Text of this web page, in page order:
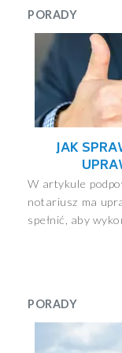
PORADY
JAK
W artykule
notariusz ma
spełnić, aby
PORADY